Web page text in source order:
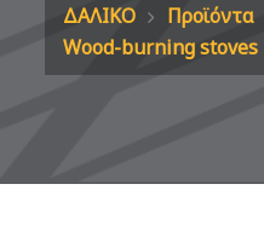
ΔΑΛΙΚΟ Προϊόντα
Wood-burning stoves